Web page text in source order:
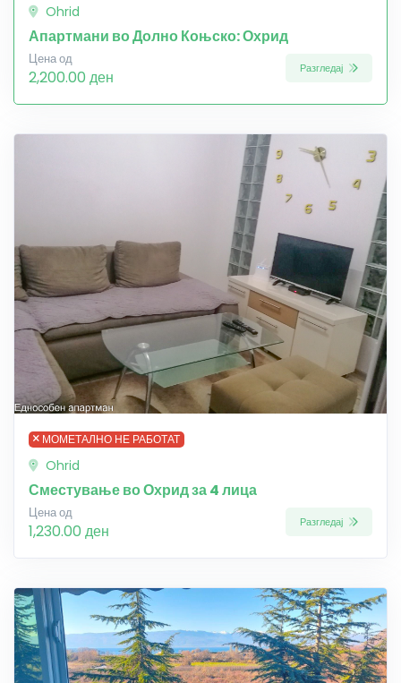
Ohrid
Апартмани во Долно Коњско: Охрид
Цена од
2,200.00 ден Разгледај
МОМЕТАЛНО НЕ РАБОТАТ
Ohrid
Сместување во Охрид за 4 лица
Цена од
1,230.00 ден Разгледај